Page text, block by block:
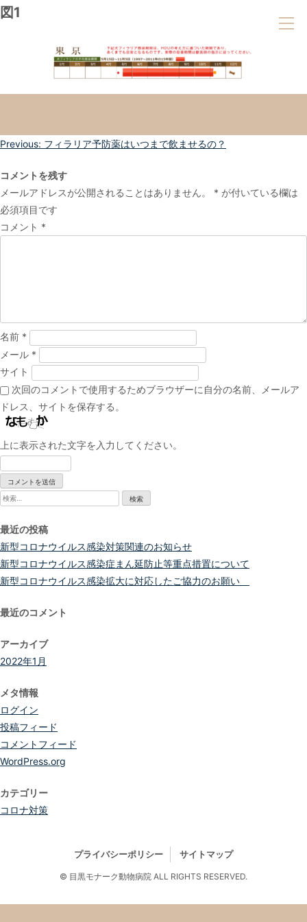
図1
投
ナ
ビ
ゲ
ー
Previous: フィラリア予防薬はいつまで飲ませるの？
コメントを残す
メールアドレスが公開されることはありません。
* が付いている欄は
必須項目です
コメント *
名前 *
メール *
サイト
次回のコメントで使用するためブラウザーに自分の名前、メールア
ドレス、サイトを保存する。
上に表示された文字を入力してください。
検
最近の投稿
新型コロナウイルス感染対策関連のお知らせ
新型コロナウイルス感染症まん延防止等重点措置について
新型コロナウイルス感染拡大に対応したご協力のお願い
最近のコメント
アーカイブ
2022年1月
メタ情報
ログイン
投稿フィード
コメントフィード
WordPress.org
カテゴリー
コロナ対策
プライバシーポリシー サイトマップ
© 目黒モナーク動物病院 ALL RIGHTS RESERVED.